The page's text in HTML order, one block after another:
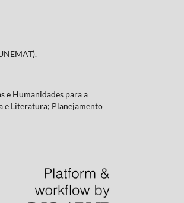
e Humanidades para a
e Literatura; Planejamento